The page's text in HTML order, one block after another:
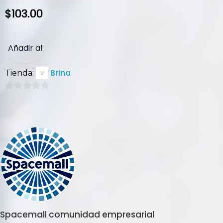
$103.00
Añadir al
carrito
Tienda: Brina
Spacemall comunidad empresarial